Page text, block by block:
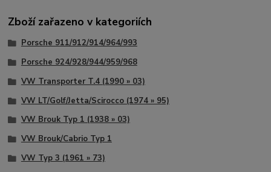
Zboží zařazeno v kategoriích
Porsche 911/912/914/964/993
Porsche 924/928/944/959/968
VW Transporter T.4 (1990 » 03)
VW LT/Golf/Jetta/Scirocco (1974 » 95)
VW Brouk Typ 1 (1938 » 03)
VW Brouk/Cabrio Typ 1
VW Typ 3 (1961 » 73)